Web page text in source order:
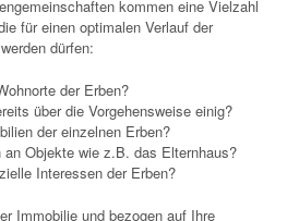
kommen eine Vielzahl
für einen optimalen Verlauf der
dürfen:
der Erben?
über die Vorgehensweise einig?
der einzelnen Erben?
an Objekte wie z.B. das Elternhaus?
Interessen der Erben?
Immobilie und bezogen auf Ihre